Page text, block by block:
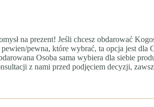
na prezent! Jeśli chcesz obdarować
pewna, które wybrać, ta opcja jest dla
Osoba sama wybiera dla siebie
z nami przed podjęciem decyzji,